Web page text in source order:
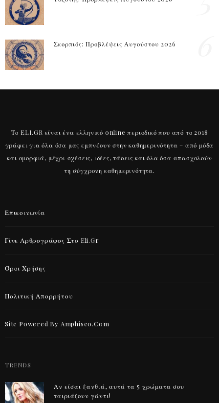
Σκορπιός: Προβλέψεις Αυγούστου 2026
Το ELI.GR είναι ένα ελληνικό online περιοδικό που από το 2018
γράφει για όλα όσα μας εμπνέουν στην καθημερινότητα – από μόδα
και ομορφιά, μέχρι σχέσεις, ιδέες, τάσεις και όλα όσα απασχολούν
τη σύγχρονη καθημερινότητα.
Επικοινωνία
Γίνε Αρθρογράφος Στο Eli.gr
Όροι Χρήσης
Πολιτική Απορρήτου
Site Powered By Amphiseo.com
TRENDS
Αν είσαι ξανθιά, αυτά τα 5 χρώματα σου
ταιριάζουν γάντι!